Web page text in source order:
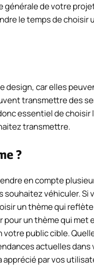
générale de votre
le temps de choisir
design, car elles
transmettre des
essentiel de
transmettre.
?
en compte
souhaitez véhiculer.
un thème qui
un thème qui met
public cible.
actuelles
apprécié par vos